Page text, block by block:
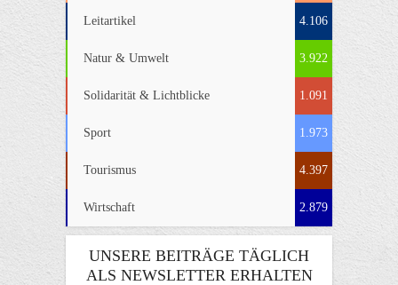
Leitartikel 4.106
Natur & Umwelt 3.922
Solidarität & Lichtblicke 1.091
Sport 1.973
Tourismus 4.397
Wirtschaft 2.879
UNSERE BEITRÄGE TÄGLICH
ALS NEWSLETTER ERHALTEN